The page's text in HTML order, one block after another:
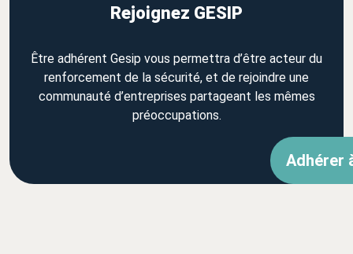
Rejoignez GESIP
Être adhérent Gesip vous permettra d’être acteur du
renforcement de la sécurité, et de rejoindre une
communauté d’entreprises partageant les mêmes
préoccupations.
Adhérer